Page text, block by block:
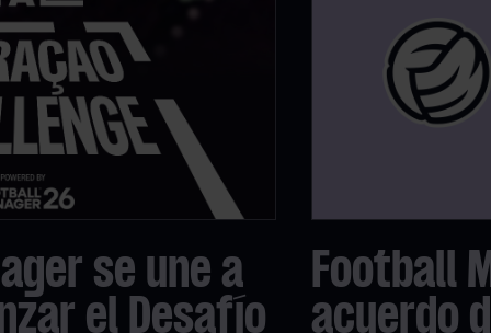
se une a
el Desafío
Football
acuerdo